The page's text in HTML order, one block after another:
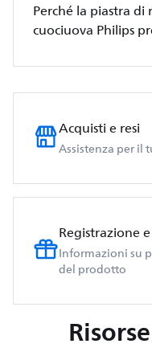
Perché la piastra
cuociuova Philips
Acquisti e resi
Assistenza per il
Registrazione
Informazioni su
del prodotto